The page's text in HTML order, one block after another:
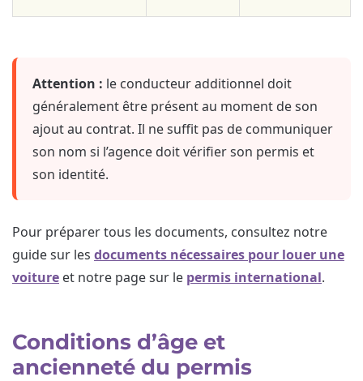
Attention : le conducteur additionnel doit
généralement être présent au moment de son
ajout au contrat. Il ne suffit pas de communiquer
son nom si l’agence doit vérifier son permis et
son identité.
Pour préparer tous les documents, consultez notre
guide sur les documents nécessaires pour louer une
voiture et notre page sur le permis international.
Conditions d’âge et
ancienneté du permis